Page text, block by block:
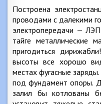
Построена
проводами с далекими
электропередачи —
тайге металлические
пригодиться
высоты все хорошо
местах фугасные
под фундамент опоры.
залил бы котлованы